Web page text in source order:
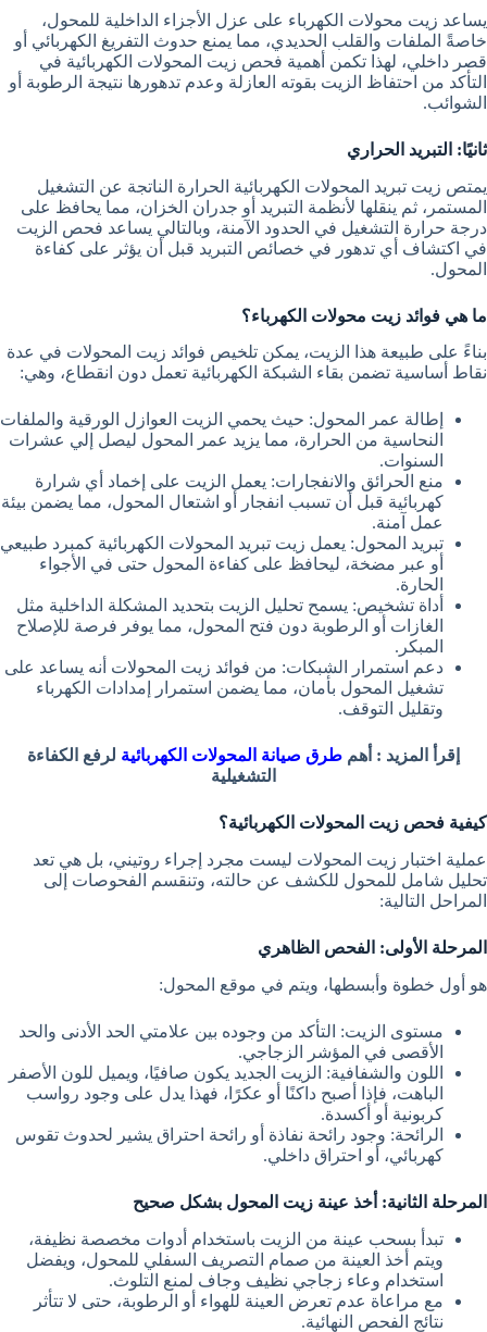
يساعد زيت محولات الكهرباء على عزل الأجزاء الداخلية للمحول،
خاصةً الملفات والقلب الحديدي، مما يمنع حدوث التفريغ الكهربائي أو
قصر داخلي، لهذا تكمن أهمية فحص زيت المحولات الكهربائية في
التأكد من احتفاظ الزيت بقوته العازلة وعدم تدهورها نتيجة الرطوبة أو
الشوائب.
ثانيًا: التبريد الحراري
يمتص زيت تبريد المحولات الكهربائية الحرارة الناتجة عن التشغيل
المستمر، ثم ينقلها لأنظمة التبريد أو جدران الخزان، مما يحافظ على
درجة حرارة التشغيل في الحدود الآمنة، وبالتالي يساعد فحص الزيت
في اكتشاف أي تدهور في خصائص التبريد قبل أن يؤثر على كفاءة
المحول.
ما هي فوائد زيت محولات الكهرباء؟
بناءً على طبيعة هذا الزيت، يمكن تلخيص فوائد زيت المحولات في عدة
نقاط أساسية تضمن بقاء الشبكة الكهربائية تعمل دون انقطاع، وهي:
إطالة عمر المحول: حيث يحمي الزيت العوازل الورقية والملفات
النحاسية من الحرارة، مما يزيد عمر المحول ليصل إلي عشرات
السنوات.
منع الحرائق والانفجارات: يعمل الزيت على إخماد أي شرارة
كهربائية قبل أن تسبب انفجار أو اشتعال المحول، مما يضمن بيئة
عمل آمنة.
تبريد المحول: يعمل زيت تبريد المحولات الكهربائية كمبرد طبيعي
أو عبر مضخة، ليحافظ على كفاءة المحول حتى في الأجواء
الحارة.
أداة تشخيص: يسمح تحليل الزيت بتحديد المشكلة الداخلية مثل
الغازات أو الرطوبة دون فتح المحول، مما يوفر فرصة للإصلاح
المبكر.
دعم استمرار الشبكات: من فوائد زيت المحولات أنه يساعد على
تشغيل المحول بأمان، مما يضمن استمرار إمدادات الكهرباء
وتقليل التوقف.
إقرأ المزيد : أهم طرق صيانة المحولات الكهربائية لرفع الكفاءة
التشغيلية
كيفية فحص زيت المحولات الكهربائية؟
عملية اختبار زيت المحولات ليست مجرد إجراء روتيني، بل هي تعد
تحليل شامل للمحول للكشف عن حالته، وتنقسم الفحوصات إلى
المراحل التالية:
المرحلة الأولى: الفحص الظاهري
هو أول خطوة وأبسطها، ويتم في موقع المحول:
مستوى الزيت: التأكد من وجوده بين علامتي الحد الأدنى والحد
الأقصى في المؤشر الزجاجي.
اللون والشفافية: الزيت الجديد يكون صافيًا، ويميل للون الأصفر
الباهت، فإذا أصبح داكنًا أو عكرًا، فهذا يدل على وجود رواسب
كربونية أو أكسدة.
الرائحة: وجود رائحة نفاذة أو رائحة احتراق يشير لحدوث تقوس
كهربائي، أو احتراق داخلي.
المرحلة الثانية: أخذ عينة زيت المحول بشكل صحيح
تبدأ بسحب عينة من الزيت باستخدام أدوات مخصصة نظيفة،
ويتم أخذ العينة من صمام التصريف السفلي للمحول، ويفضل
استخدام وعاء زجاجي نظيف وجاف لمنع التلوث.
مع مراعاة عدم تعرض العينة للهواء أو الرطوبة، حتى لا تتأثر
نتائج الفحص النهائية.